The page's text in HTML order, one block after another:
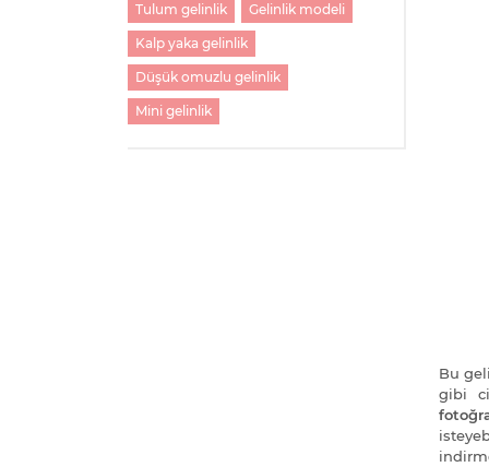
Tulum gelinlik Gelinlik modeli
Kalp yaka gelinlik
Düşük omuzlu gelinlik
Mini gelinlik
Bu
gibi